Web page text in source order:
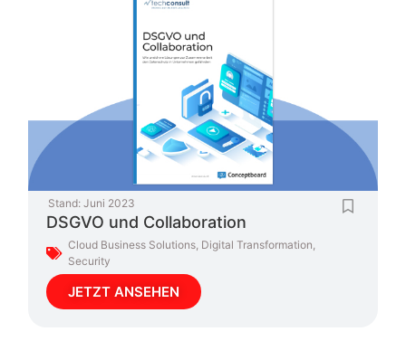
Stand: Juni 2023
DSGVO und Collaboration
Cloud Business Solutions Digital Transformation
Security
JETZT ANSEHEN